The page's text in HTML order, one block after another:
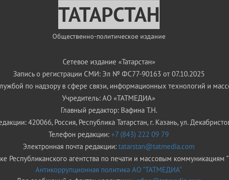
ТАТАРСТАН
Общественно-политическое издание
Сетевое издание «Татарстан»
Запись о регистрации СМИ: Эл № ФС77-90163 от 07.10.2025
по надзору в сфере связи, информационных технологий и
Учредитель: АО «ТАТМЕДИА»
Главный редактор: Вафина Т.Н.
420066, Россия, Республика Татарстан, г. Казань, ул.
Телефон редакции: +7 (843) 222 09 79
Электронная почта редакции: tatarstan@tatmedia.com
Республиканского агентства по печати и массовым коммуникациям
Антикоррупционная политика АО "ТАТМЕДИА"